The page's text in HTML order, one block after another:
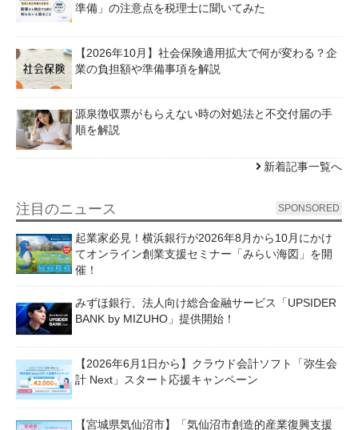
準備」の注意点を税理士に聞いてみた
【2026年10月】社会保険適用拡大で何が変わる？企
業の負担額や準備事項を解説
源泉徴収票がもらえない時の対処法と不交付届の手
順を解説
新着記事一覧へ
注目のニュース SPONSORED
起業家必見！横浜銀行が2026年8月から10月にかけ
てオンライン創業支援セミナー「みらい海図」を開
催！
みずほ銀行、法人向け総合金融サービス「UPSIDER
BANK by MIZUHO」提供開始！
【2026年6月1日から】クラウド会計ソフト「弥生会
計 Next」スタート応援キャンペーン
【宮城県気仙沼市】「気仙沼市創造的産業復興支援